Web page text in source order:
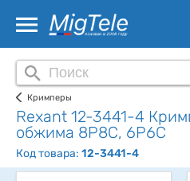
Кримперы
Rexant 12-3441-4
обжима 8P8C, 6P6C
Код товара: 12-3441-4